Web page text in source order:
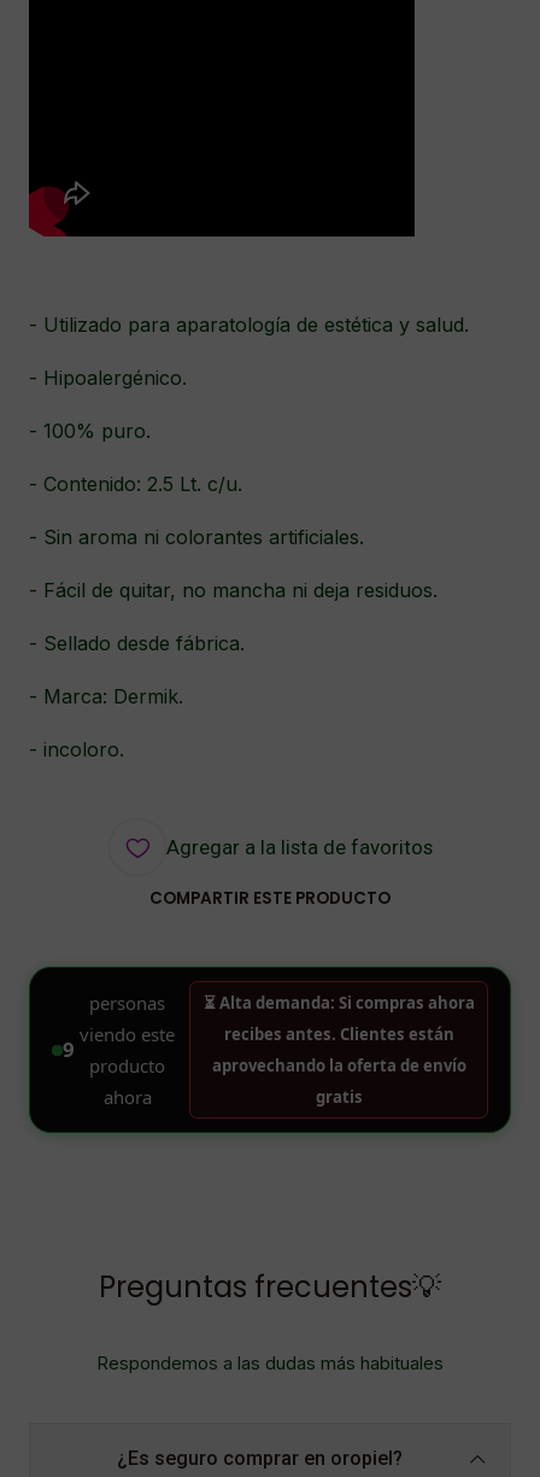
- Utilizado para aparatología de estética y salud.
- Hipoalergénico.
- 100% puro.
- Contenido: 2.5 Lt. c/u.
- Sin aroma ni colorantes artificiales.
- Fácil de quitar, no mancha ni deja residuos.
- Sellado desde fábrica.
- Marca: Dermik.
- incoloro.
Agregar a la lista de favoritos
COMPARTIR ESTE PRODUCTO
Preguntas frecuentes💡
Respondemos a las dudas más habituales
¿Es seguro comprar en oropiel?